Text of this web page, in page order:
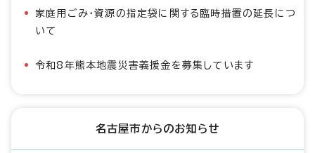
家庭用ごみ・資源の指定袋に関する臨時措置の延長につ
いて
令和8年熊本地震災害義援金を募集しています
名古屋市からのお知らせ